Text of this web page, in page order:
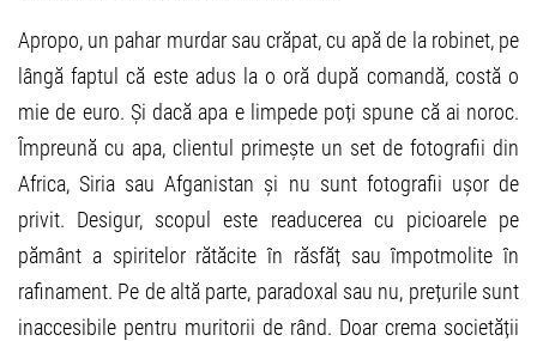
Apropo, un pahar murdar sau crăpat, cu apă de la robinet, pe
lângă faptul că este adus la o oră după comandă, costă o
mie de euro. Și dacă apa e limpede poți spune că ai noroc.
Împreună cu apa, clientul primește un set de fotografii din
Africa, Siria sau Afganistan și nu sunt fotografii ușor de
privit. Desigur, scopul este readucerea cu picioarele pe
pământ a spiritelor rătăcite în răsfăț sau împotmolite în
rafinament. Pe de altă parte, paradoxal sau nu, prețurile sunt
inaccesibile pentru muritorii de rând. Doar crema societății